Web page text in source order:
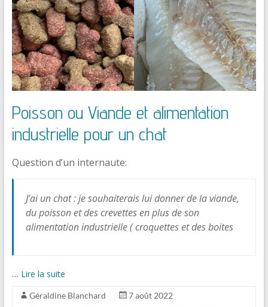
Poisson ou Viande et alimentation
industrielle pour un chat
Question d’un internaute:
J’ai un chat : je souhaiterais lui donner de la viande,
du poisson et des crevettes en plus de son
alimentation industrielle ( croquettes et des boites
… Lire la suite
Géraldine Blanchard
7 août 2022